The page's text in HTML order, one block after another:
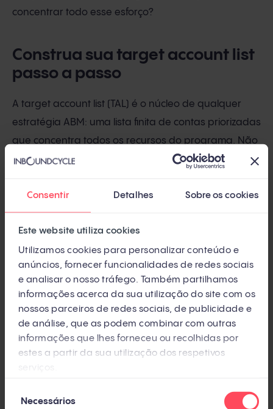
Consentir Detalhes Sobre os cookies
Este website utiliza cookies
Utilizamos cookies para personalizar conteúdo e
anúncios, fornecer funcionalidades de redes sociais
e analisar o nosso tráfego. Também partilhamos
informações acerca da sua utilização do site com os
nossos parceiros de redes sociais, de publicidade e
de análise, que as podem combinar com outras
informações que lhes forneceu ou recolhidas por
estes a partir da sua utilização dos respetivos
deNecessários
concentrar todo esse esforço?
Construa sua target account list
passo a passo
A target account list (TAL) é o núcleo de qualquer
estratégia ABM: uma lista finita de contas priorizadas
que concentra todos os recursos do programa. Não
é uma lista de prospects — é um ativo estratégico,
saída explícitos.
Pense assim: montar uma TAL é como escalar um
time para um campeonato com vagas limitadas.
Você não convoca todo mundo do elenco —
seleciona quem tem mais chance de contribuir,
posiciona cada jogador na função certa e substitui
quem não está performando. É exatamente o que
acontece com a priorização de contas num
programa ABM: escolhas deliberadas, não listas
O primeiro passo é definir para quem direcionar seu